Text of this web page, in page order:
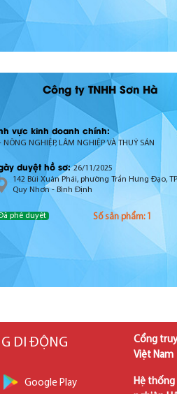
Công ty TNHH Sơn Hà
vực kinh doanh chính:
NÔNG NGHIỆP, LÂM NGHIỆP VÀ THUỶ SẢN
duyệt hồ sơ:26/11/2025
142 Bùi Xuân Phái, phường Trần Hưng Đạo, TP.
Quy Nhơn - Bình Định
phê duyệt Số sản phẩm: 1
DI ĐỘNG
Google Play
Cổng
Việt Nam
Hệ thống